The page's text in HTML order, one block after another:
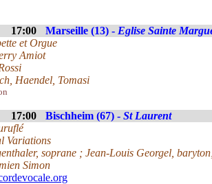
17:00 Marseille (13) - Eglise Sainte
et Orgue
Amiot
Haendel, Tomasi
17:00 Bischheim (67) - St Laurent
Variations
soprane ; Jean-Louis Georgel,
Simon